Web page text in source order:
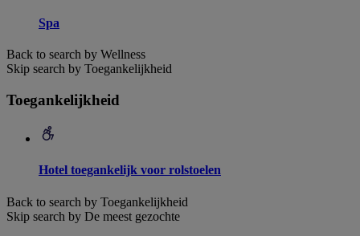
Spa
Back to search by Wellness
Skip search by Toegankelijkheid
Toegankelijkheid
Hotel toegankelijk voor rolstoelen
Back to search by Toegankelijkheid
Skip search by De meest gezochte